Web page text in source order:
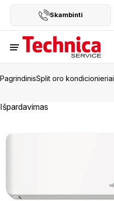
Skambinti
PagrindinisSplit oro kondicionieriai
Išpardavimas